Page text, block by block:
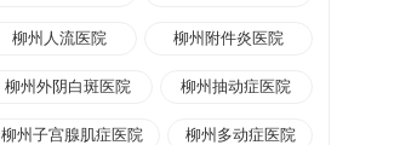
柳州人流医院 柳州附件炎医院
柳州外阴白斑医院 柳州抽动症医院
柳州子宫腺肌症医院 柳州多动症医院